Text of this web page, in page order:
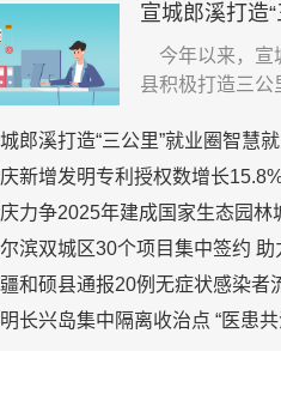
今年以来，宣
县积极打造三公
郎溪打造“三公里”就业圈智慧就业平台 为居民提
新增发明专利授权数增长15.8% 推进知识产
力争2025年建成国家生态园林城市 强化城市
滨双城区30个项目集中签约 助力“七大
和硕县通报20例无症状感染者
长兴岛集中隔离收治点 “医患共治”以